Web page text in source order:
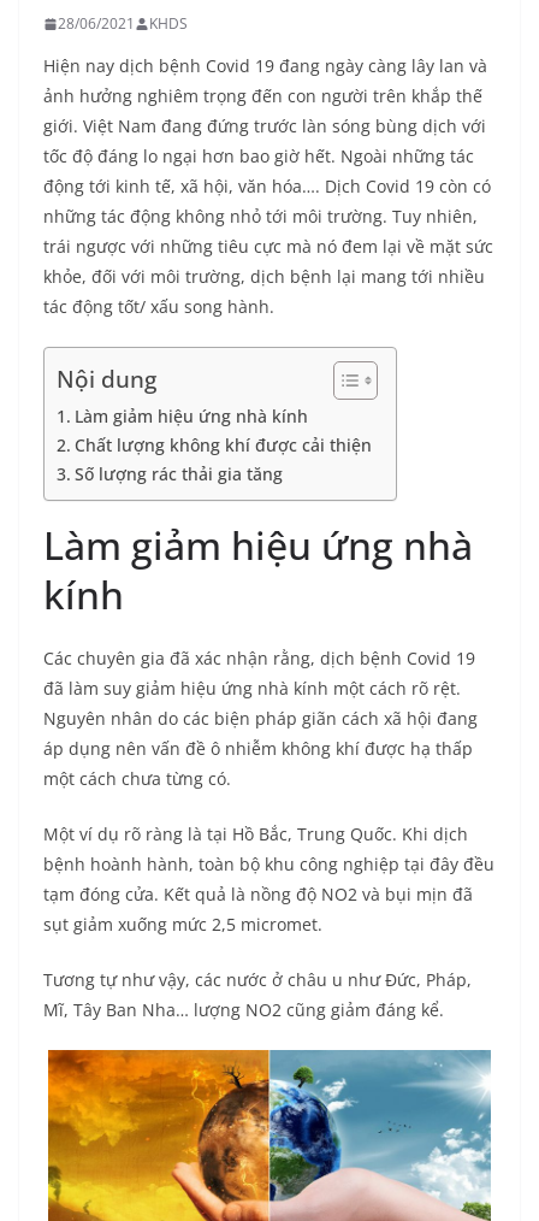
28/06/2021 KHDS
Hiện nay dịch bệnh Covid 19 đang ngày càng lây lan và
ảnh hưởng nghiêm trọng đến con người trên khắp thế
giới. Việt Nam đang đứng trước làn sóng bùng dịch với
tốc độ đáng lo ngại hơn bao giờ hết. Ngoài những tác
động tới kinh tế, xã hội, văn hóa…. Dịch Covid 19 còn có
những tác động không nhỏ tới môi trường. Tuy nhiên,
trái ngược với những tiêu cực mà nó đem lại về mặt sức
khỏe, đối với môi trường, dịch bệnh lại mang tới nhiều
tác động tốt/ xấu song hành.
Nội dung
Làm giảm hiệu ứng nhà kính
Chất lượng không khí được cải thiện
Số lượng rác thải gia tăng
Làm giảm hiệu ứng nhà
kính
Các chuyên gia đã xác nhận rằng, dịch bệnh Covid 19
đã làm suy giảm hiệu ứng nhà kính một cách rõ rệt.
Nguyên nhân do các biện pháp giãn cách xã hội đang
áp dụng nên vấn đề ô nhiễm không khí được hạ thấp
một cách chưa từng có.
Một ví dụ rõ ràng là tại Hồ Bắc, Trung Quốc. Khi dịch
bệnh hoành hành, toàn bộ khu công nghiệp tại đây đều
tạm đóng cửa. Kết quả là nồng độ NO2 và bụi mịn đã
sụt giảm xuống mức 2,5 micromet.
Tương tự như vậy, các nước ở châu u như Đức, Pháp,
Mĩ, Tây Ban Nha… lượng NO2 cũng giảm đáng kể.